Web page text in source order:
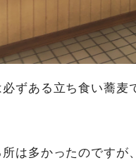
ずある立ち食い蕎
は多かったのですが